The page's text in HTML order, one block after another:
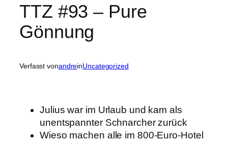
TTZ #93 – Pure
Gönnung
Verfasst vonandreinUncategorized
Julius war im Urlaub und kam als
unentspannter Schnarcher zurück
Wieso machen alle im 800-Euro-Hotel